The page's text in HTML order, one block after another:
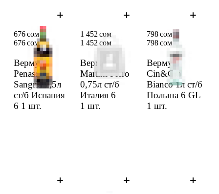
Вермут
Penasol
Sangria 1,5л
ст/б Испания
6 1 шт.
676 сом
676 сом
Вермут
Martini Fiero
0,75л ст/б
Италия 6
1 шт.
1 452 сом
1 452 сом
Вермут
Cin&Cin
Bianco 1л ст/б
Польша 6 GL
1 шт.
798 сом
798 сом